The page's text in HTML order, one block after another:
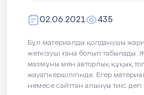
Алтын сәуле таратты!
таң балалар! Қайырлы
Балалар орындарына
Тәрбиеші:Балалар
02.06.2021 435
Бұл материалды қолданушы
жеткізуші ғана болып
мазмұны мен авторлық құқық
жауапкершілігінде. Егер
немесе сайттан алынуы тиіс деп